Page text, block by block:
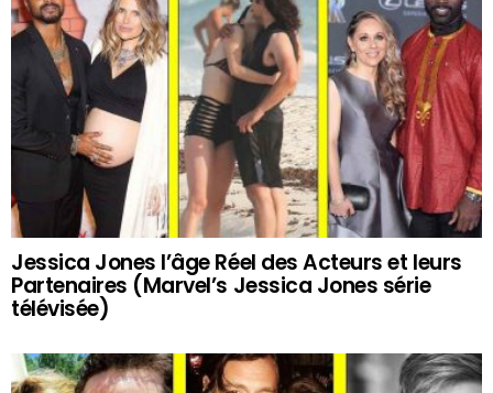
Jessica Jones l’âge Réel des Acteurs et leurs
Partenaires (Marvel’s Jessica Jones série
télévisée)